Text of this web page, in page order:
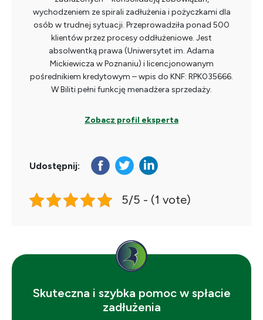
wychodzeniem ze spirali zadłużenia i pożyczkami dla
osób w trudnej sytuacji. Przeprowadziła ponad 500
klientów przez procesy oddłużeniowe. Jest
absolwentką prawa (Uniwersytet im. Adama
Mickiewicza w Poznaniu) i licencjonowanym
pośrednikiem kredytowym – wpis do KNF: RPK035666.
W Biliti pełni funkcję menadżera sprzedaży.
Zobacz profil eksperta
Udostępnij:
5/5 - (1 vote)
Skuteczna i szybka pomoc w spłacie
zadłużenia